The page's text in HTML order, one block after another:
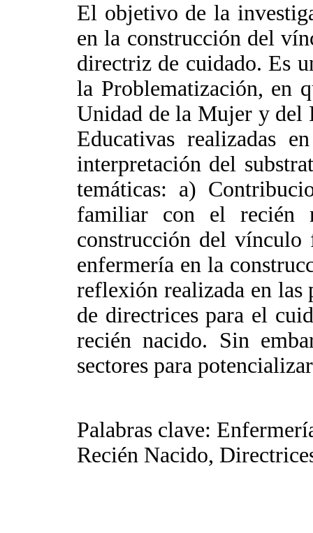
El objetivo de la
en la construcción del
directriz de cuidado. Es
la Problematización, en
Unidad de la Mujer y del
Educativas realizadas
interpretación del
temáticas: a)
familiar con el recién
construcción del
enfermería en la
reflexión realizada en
de directrices para el
recién nacido. Sin
sectores para
Palabras clave:
Recién Nacido,